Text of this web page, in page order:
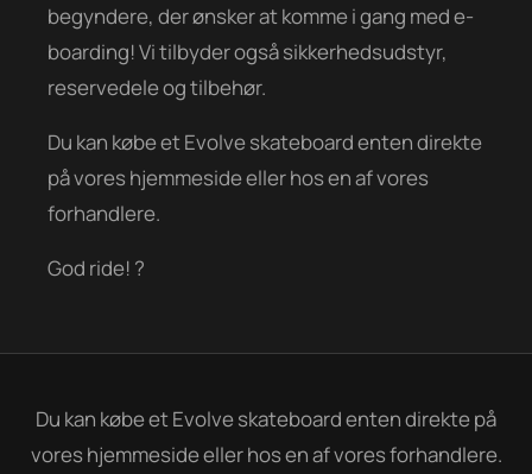
begyndere, der ønsker at komme i gang med e-
boarding! Vi tilbyder også sikkerhedsudstyr,
reservedele og tilbehør.
Du kan købe et Evolve skateboard enten direkte
på vores hjemmeside eller hos en af vores
forhandlere.
God ride! ?
Du kan købe et Evolve skateboard enten direkte på
vores hjemmeside eller hos en af vores forhandlere.